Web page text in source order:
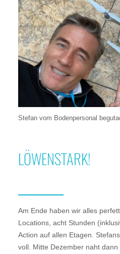
Stefan vom Bodenpersonal
LÖWENSTARK!
Am Ende haben wir alles
Locations, acht Stunden
Action auf allen Etagen.
voll. Mitte Dezember naht